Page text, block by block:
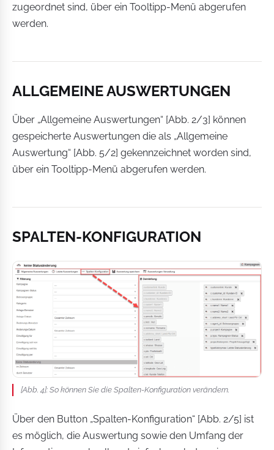
zugeordnet sind, über ein Tooltipp-Menü abgerufen
werden.
ALLGEMEINE AUSWERTUNGEN
Über „Allgemeine Auswertungen“ [Abb. 2/3] können
gespeicherte Auswertungen die als „Allgemeine
Auswertung“ [Abb. 5/2] gekennzeichnet worden sind,
über ein Tooltipp-Menü abgerufen werden.
SPALTEN-KONFIGURATION
[Abb. 4]: So können Sie die Spalten-Konfiguration verändern.
Über den Button „Spalten-Konfiguration“ [Abb. 2/5] ist
es möglich, die Auswertung sowie den Umfang der